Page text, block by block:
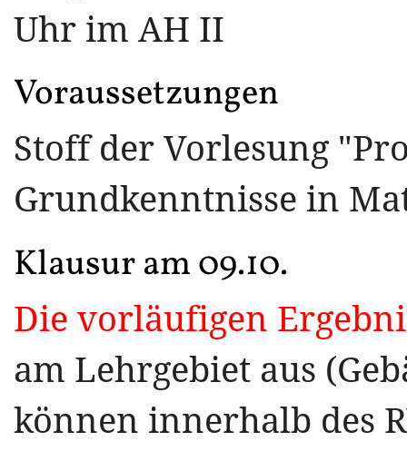
Uhr im AH II
Voraussetzungen
Stoff der Vorlesung
Grundkenntnisse in
Klausur am 09.10.
Die vorläufigen
am Lehrgebiet aus
können innerhalb des